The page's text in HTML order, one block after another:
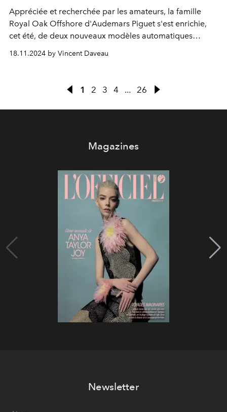
Appréciée et recherchée par les amateurs, la famille
Royal Oak Offshore d'Audemars Piguet s'est enrichie,
cet été, de deux nouveaux modèles automatiques
18.11.2024 by Vincent Daveau
1 2 3 4 ... 26
Magazines
Newsletter